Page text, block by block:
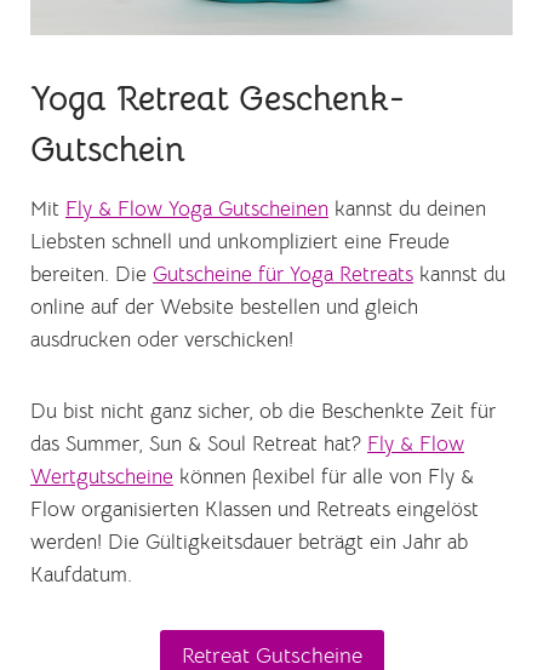
Yoga Retreat Geschenk-
Gutschein
Mit Fly & Flow Yoga Gutscheinen kannst du deinen
Liebsten schnell und unkompliziert eine Freude
bereiten. Die Gutscheine für Yoga Retreats kannst du
online auf der Website bestellen und gleich
ausdrucken oder verschicken!
Du bist nicht ganz sicher, ob die Beschenkte Zeit für
das Summer, Sun & Soul Retreat hat? Fly & Flow
Wertgutscheine können flexibel für alle von Fly &
Flow organisierten Klassen und Retreats eingelöst
werden! Die Gültigkeitsdauer beträgt ein Jahr ab
Kaufdatum.
Retreat Gutscheine